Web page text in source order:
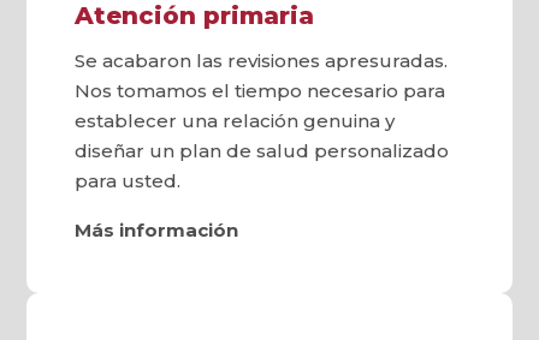
Atención primaria
Se acabaron las revisiones apresuradas.
Nos tomamos el tiempo necesario para
establecer una relación genuina y
diseñar un plan de salud personalizado
para usted.
Más información